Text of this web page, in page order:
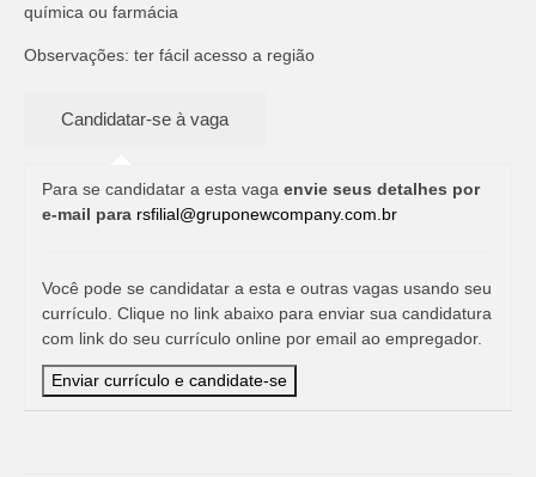
química ou farmácia
Observações: ter fácil acesso a região
Para se candidatar a esta vaga envie seus detalhes por
e-mail para rsfilial@gruponewcompany.com.br
Você pode se candidatar a esta e outras vagas usando seu
currículo. Clique no link abaixo para enviar sua candidatura
com link do seu currículo online por email ao empregador.